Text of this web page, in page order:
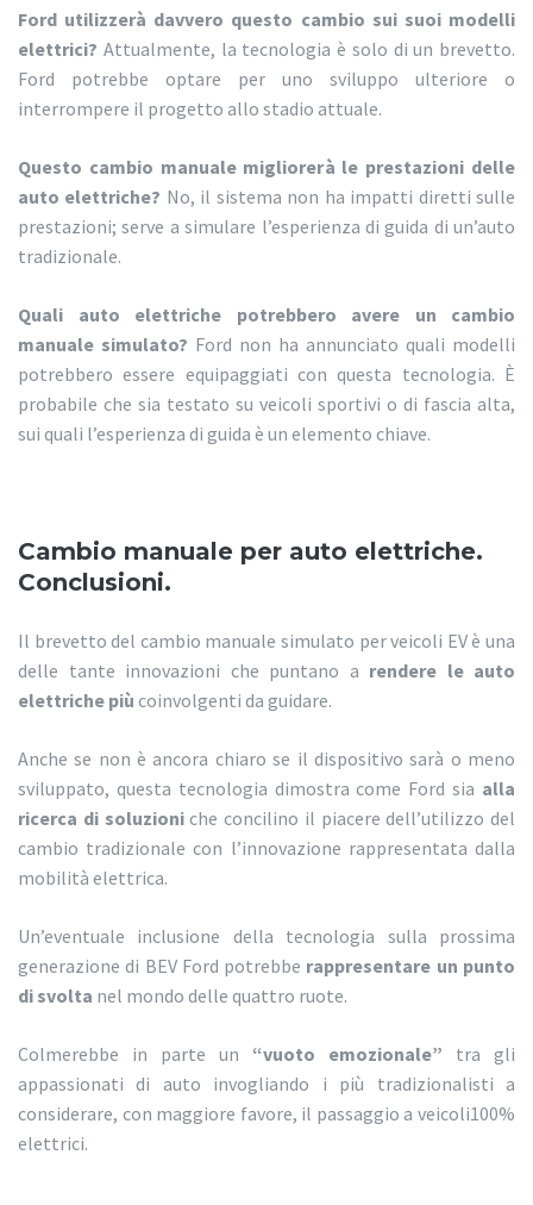
Ford utilizzerà davvero questo cambio sui suoi modelli
elettrici? Attualmente, la tecnologia è solo di un brevetto.
Ford potrebbe optare per uno sviluppo ulteriore o
interrompere il progetto allo stadio attuale.
Questo cambio manuale migliorerà le prestazioni delle
auto elettriche? No, il sistema non ha impatti diretti sulle
prestazioni; serve a simulare l’esperienza di guida di un’auto
tradizionale.
Quali auto elettriche potrebbero avere un cambio
manuale simulato? Ford non ha annunciato quali modelli
potrebbero essere equipaggiati con questa tecnologia. È
probabile che sia testato su veicoli sportivi o di fascia alta,
sui quali l’esperienza di guida è un elemento chiave.
Cambio manuale per auto elettriche.
Conclusioni.
Il brevetto del cambio manuale simulato per veicoli EV è una
delle tante innovazioni che puntano a rendere le auto
elettriche più coinvolgenti da guidare.
Anche se non è ancora chiaro se il dispositivo sarà o meno
sviluppato, questa tecnologia dimostra come Ford sia alla
ricerca di soluzioniche concilino il piacere dell’utilizzo del
cambio tradizionale con l’innovazione rappresentata dalla
mobilità elettrica.
Un’eventuale inclusione della tecnologia sulla prossima
generazione di BEV Ford potrebbe rappresentare un punto
di svolta nel mondo delle quattro ruote.
Colmerebbe in parte un “vuoto emozionale” tra gli
appassionati di auto invogliando i più tradizionalisti a
considerare, con maggiore favore, il passaggio a veicoli100%
elettrici.